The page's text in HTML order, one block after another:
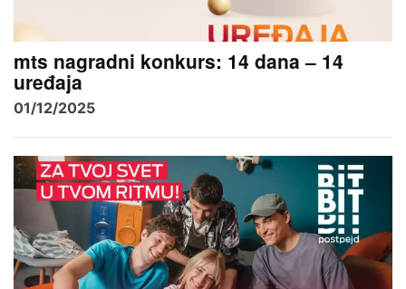
mts nagradni konkurs: 14 dana – 14
uređaja
01/12/2025